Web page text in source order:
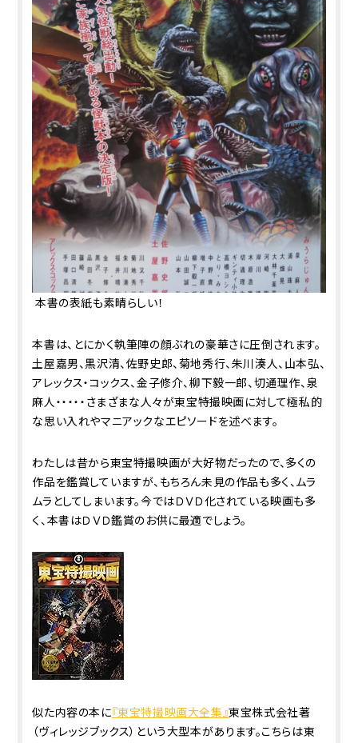
本書の表紙も素晴らしい！
本書は、とにかく執筆陣の顔ぶれの豪華さに圧倒されます。
土屋嘉男、黒沢清、佐野史郎、菊地秀行、朱川湊人、山本弘、
アレックス・コックス、金子修介、柳下毅一郎、切通理作、泉
麻人・・・・・さまざまな人々が東宝特撮映画に対して極私的
な思い入れやマニアックなエピソードを述べます。
わたしは昔から東宝特撮映画が大好物だったので、多くの
作品を鑑賞していますが、もちろん未見の作品も多く、ムラ
ムラとしてしまいます。今ではＤＶＤ化されている映画も多
く、本書はＤＶＤ鑑賞のお供に最適でしょう。
似た内容の本に『東宝特撮映画大全集』東宝株式会社著
（ヴィレッジブックス）という大型本があります。こちらは東